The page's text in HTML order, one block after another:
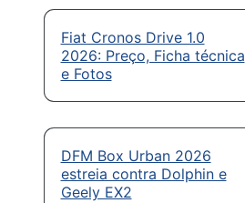
Fiat Cronos Drive 1.0
2026: Preço, Ficha técnica
e Fotos
DFM Box Urban 2026
estreia contra Dolphin e
Geely EX2